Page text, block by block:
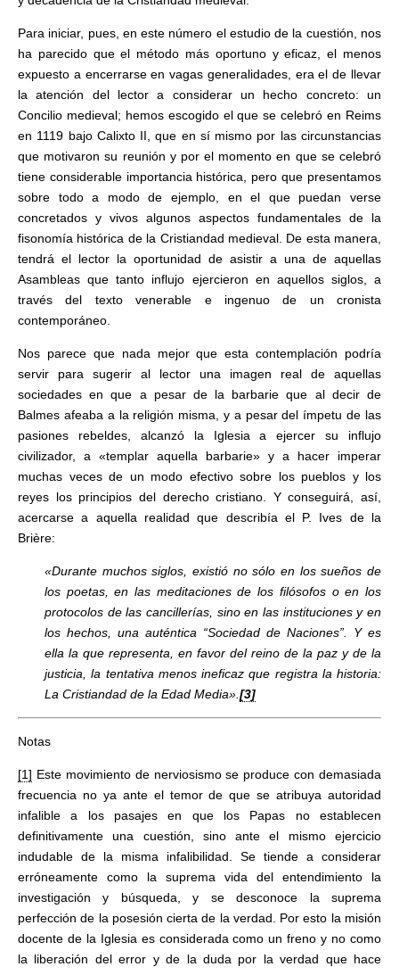
Para iniciar, pues, en este número el estudio de la cuestión, nos
ha parecido que el método más oportuno y eficaz, el menos
expuesto a encerrarse en vagas generalidades, era el de llevar
la atención del lector a considerar un hecho concreto: un
Concilio medieval; hemos escogido el que se celebró en Reims
en 1119 bajo Calixto II, que en sí mismo por las circunstancias
que motivaron su reunión y por el momento en que se celebró
tiene considerable importancia histórica, pero que presentamos
sobre todo a modo de ejemplo, en el que puedan verse
concretados y vivos algunos aspectos fundamentales de la
fisonomía histórica de la Cristiandad medieval. De esta manera,
tendrá el lector la oportunidad de asistir a una de aquellas
Asambleas que tanto influjo ejercieron en aquellos siglos, a
través del texto venerable e ingenuo de un cronista
contemporáneo.
Nos parece que nada mejor que esta contemplación podría
servir para sugerir al lector una imagen real de aquellas
sociedades en que a pesar de la barbarie que al decir de
Balmes afeaba a la religión misma, y a pesar del ímpetu de las
pasiones rebeldes, alcanzó la Iglesia a ejercer su influjo
civilizador, a «templar aquella barbarie» y a hacer imperar
muchas veces de un modo efectivo sobre los pueblos y los
reyes los principios del derecho cristiano. Y conseguirá, así,
acercarse a aquella realidad que describía el P. Ives de la
Brière:
«Durante muchos siglos, existió no sólo en los sueños de
los poetas, en las meditaciones de los filósofos o en los
protocolos de las cancillerías, sino en las instituciones y en
los hechos, una auténtica “Sociedad de Naciones”. Y es
ella la que representa, en favor del reino de la paz y de la
justicia, la tentativa menos ineficaz que registra la historia:
La Cristiandad de la Edad Media». [3]
Notas
[1] Este movimiento de nerviosismo se produce con demasiada
frecuencia no ya ante el temor de que se atribuya autoridad
infalible a los pasajes en que los Papas no establecen
definitivamente una cuestión, sino ante el mismo ejercicio
indudable de la misma infalibilidad. Se tiende a considerar
erróneamente como la suprema vida del entendimiento la
investigación y búsqueda, y se desconoce la suprema
perfección de la posesión cierta de la verdad. Por esto la misión
docente de la Iglesia es considerada como un freno y no como
la liberación del error y de la duda por la verdad que hace